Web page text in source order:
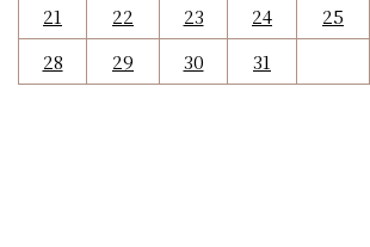
21
22 23 24 25
28
29 30 31